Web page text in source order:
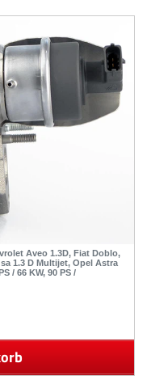
Aveo 1.3D, Fiat Doblo,
1.3 D Multijet, Opel Astra
/ 66 KW, 90 PS /